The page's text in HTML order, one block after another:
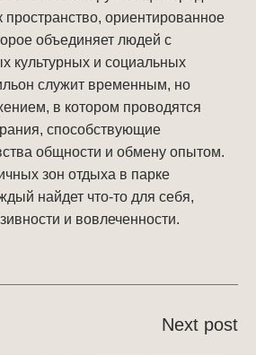
пространство, ориентированное
объединяет людей с
культурных и социальных
служит временным, но
в котором проводятся
способствующие
общности и обмену опытом.
зон отдыха в парке
найдет что-то для себя,
и вовлеченности.
Next post